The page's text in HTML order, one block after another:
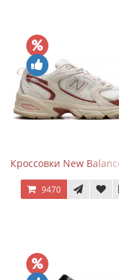
Кроссовки New
9470